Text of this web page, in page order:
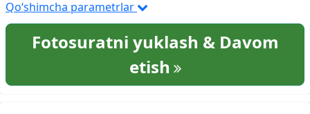
Qo‘shimcha parametrlar
Fotosuratni yuklash & Davom
etish